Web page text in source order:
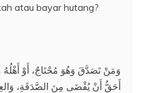
atau bayar hutang?
وَمَنْ تَصَدَّقَ وَهُوَ مُحْتَاجٌ، أَوْ أَهْلُهُ
أَحَقُّ أَنْ يُقْضَى مِنَ الصَّدَقَةِ،